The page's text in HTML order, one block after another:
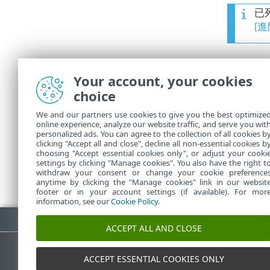
已
[
回報不
或者您
的相關
下載 PDF
Your account, your cookies
choice
We and our partners use cookies to give you the best
online experience, analyze our website traffic, and serve you
personalized ads. You can agree to the collection of all cookies
clicking "Accept all and close", decline all non-essential cookies
choosing "Accept essential cookies only", or adjust your
settings by clicking "Manage cookies". You also have the right
withdraw your consent or change your cookie
anytime by clicking the "Manage cookies" link in our
footer or in your account settings (if available). For
information, see ourCookie Policy.
ACCEPT ALL AND CLOSE
ACCEPT ESSENTIAL COOKIES ONLY